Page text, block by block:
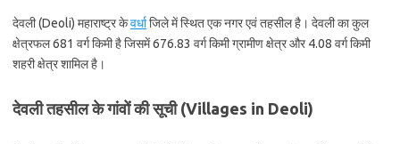
देवली (Deoli) महाराष्ट्र केवर्धाजिले में स्थित एक नगर एवं तहसील है। देवली का कुल
क्षेत्रफल 681 वर्ग किमी है जिसमें 676.83 वर्ग किमी ग्रामीण क्षेत्र और 4.08 वर्ग किमी
शहरी क्षेत्र शामिल है।
देवली तहसील के गांवों की सूची (Villages in Deoli)